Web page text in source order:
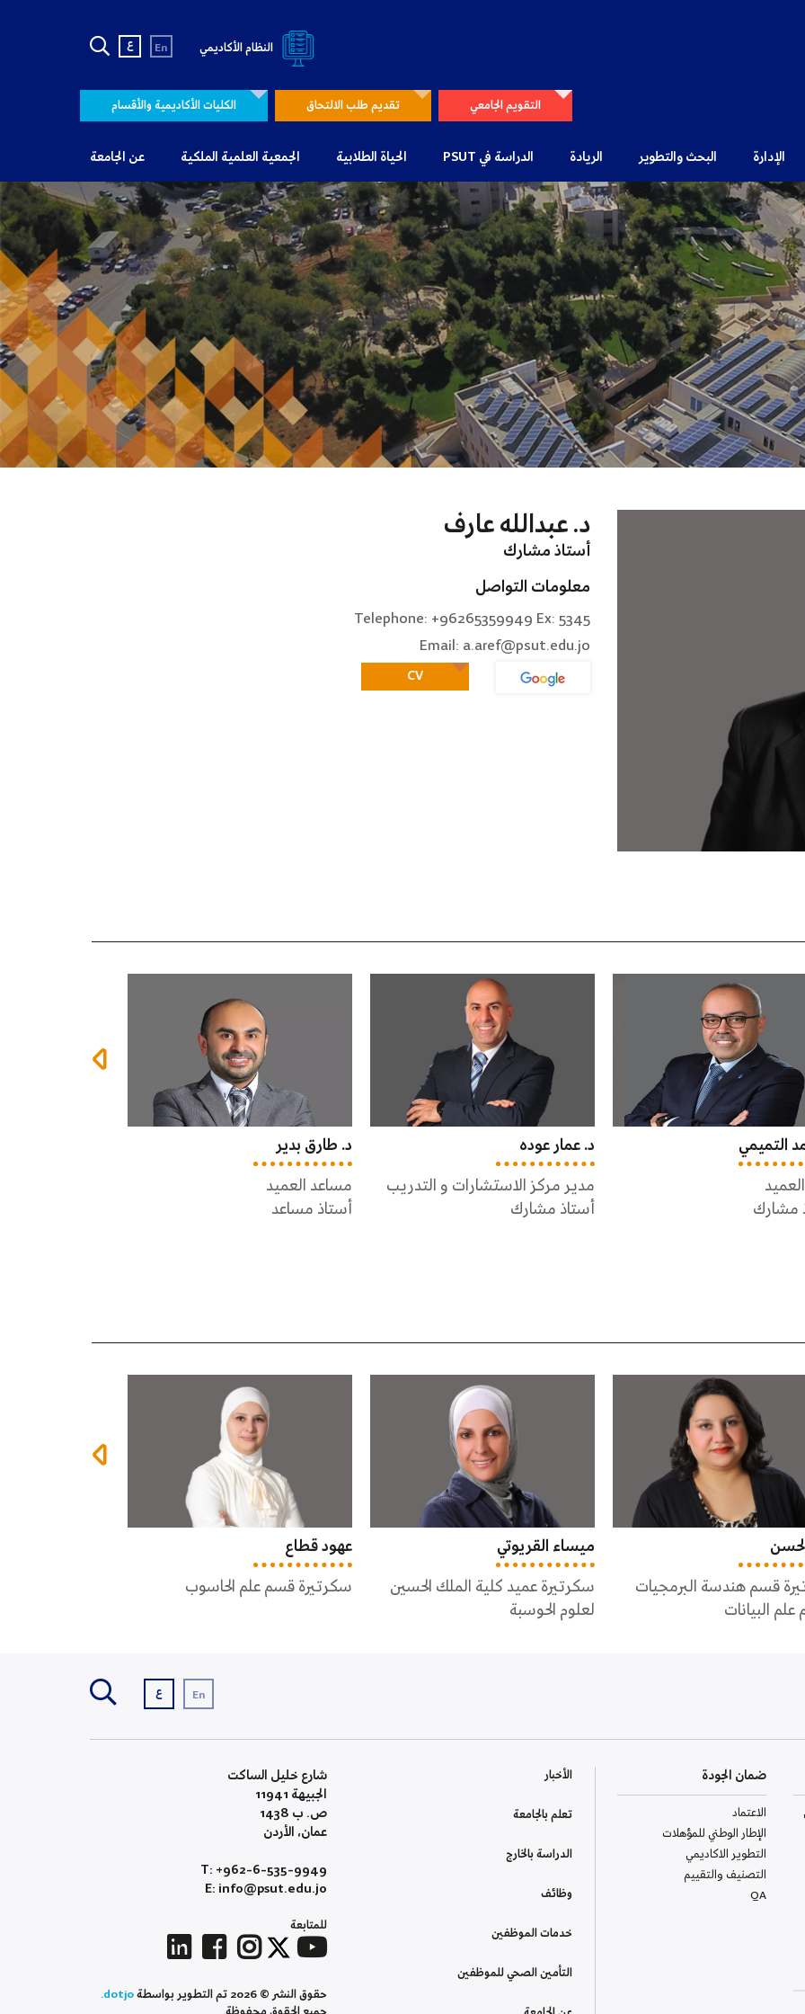
النظام الأكاديمي En ع
التقويم الجامعي تقديم طلب الالتحاق الكليات الأكاديمية والأقسام
الإدارة البحث والتطوير الريادة الدراسة في PSUT الحياة الطلابية الجمعية العلمية الملكية عن الجامعة
د. عبدالله عارف
أستاذ مشارك
معلومات التواصل
Telephone: +96265359949 Ex: 5345
Email: a.aref@psut.edu.jo
CV
عوده
الاستشارات و التدريب
مشارك
د. طارق بدير
مساعد العميد
أستاذ مساعد
أ.د. عبدالله قصف
رئيس قسم هندسة البرمجيات
أستاذ دكتور
القريوتي
عميد كلية الملك الحسين
الحوسبة
عهود قطاع
سكرتيرة قسم علم الحاسوب
شيرين غبون
سكرتيرة قسم الأمن السيبراني
En ع
ضمان الجودة
الاعتماد
الإطار الوطني للمؤهلات
التطوير الاكاديمي
التصنيف والتقييم
QA
الأخبار
تعلم بالجامعة
الدراسة بالخارج
وظائف
خدمات الموظفين
التأمين الصحي للموظفين
شارع خليل الساكت
الجبيهة 11941
ص. ب 1438
عمان، الأردن
T: +962-6-535-9949
E: info@psut.edu.jo
للمتابعة
حقوق النشر © 2026 تم التطوير بواسطة
dotjo.